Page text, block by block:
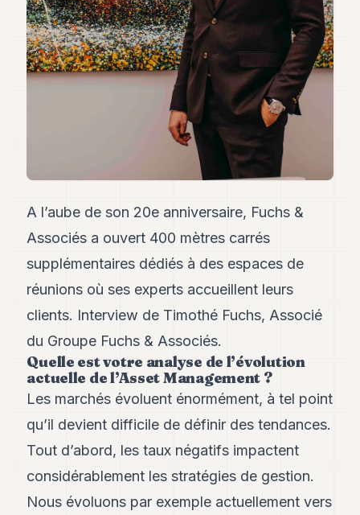
Andy
32
Andy
31
Andy
Andy
Andy
24
Andy
Andy
22
21
Andy
19
Andy
18
Andy
Andy
15
14
Andy
13
A l’aube de son 20e anniversaire, Fuchs &
Associés a ouvert 400 mètres carrés
supplémentaires dédiés à des espaces de
réunions où ses experts accueillent leurs
clients. Interview de Timothé Fuchs, Associé
du Groupe Fuchs & Associés.
Quelle est votre analyse de l’évolution
actuelle de l’Asset Management ?
Les marchés évoluent énormément, à tel point
qu’il devient difficile de définir des tendances.
Tout d’abord, les taux négatifs impactent
considérablement les stratégies de gestion.
Nous évoluons par exemple actuellement vers